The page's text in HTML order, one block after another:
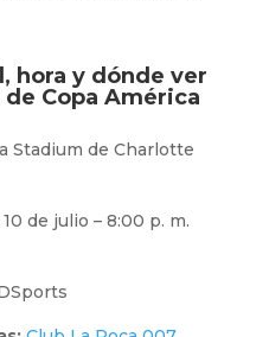
hora y dónde ver
Copa América
Stadium de Charlotte
de julio – 8:00 p. m.